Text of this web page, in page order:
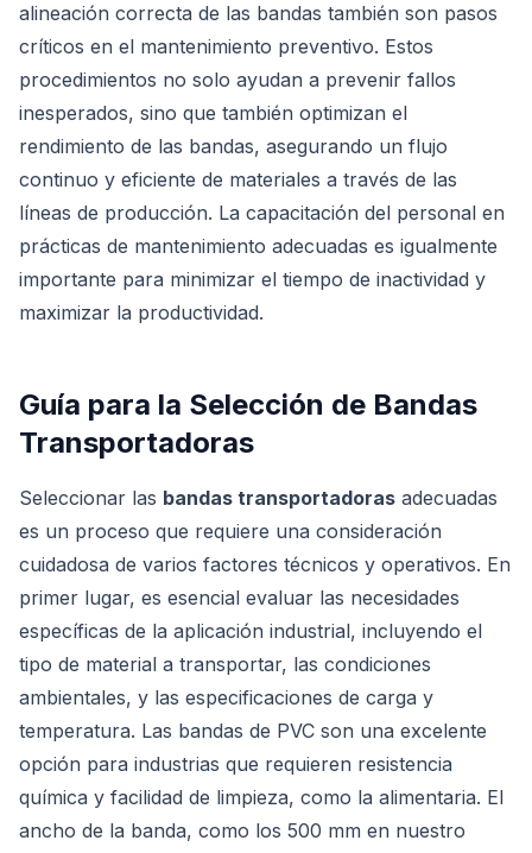
alineación correcta de las bandas también son pasos
críticos en el mantenimiento preventivo. Estos
procedimientos no solo ayudan a prevenir fallos
inesperados, sino que también optimizan el
rendimiento de las bandas, asegurando un flujo
continuo y eficiente de materiales a través de las
líneas de producción. La capacitación del personal en
prácticas de mantenimiento adecuadas es igualmente
importante para minimizar el tiempo de inactividad y
maximizar la productividad.
Guía para la Selección de Bandas
Transportadoras
Seleccionar las bandas transportadoras adecuadas
es un proceso que requiere una consideración
cuidadosa de varios factores técnicos y operativos. En
primer lugar, es esencial evaluar las necesidades
específicas de la aplicación industrial, incluyendo el
tipo de material a transportar, las condiciones
ambientales, y las especificaciones de carga y
temperatura. Las bandas de PVC son una excelente
opción para industrias que requieren resistencia
química y facilidad de limpieza, como la alimentaria. El
ancho de la banda, como los 500 mm en nuestro